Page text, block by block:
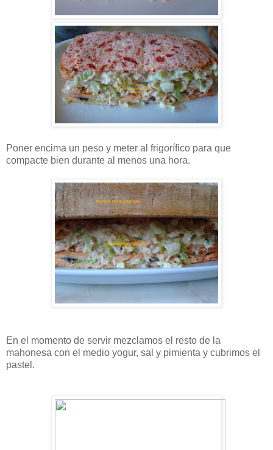
Poner encima un peso y meter al frigorífico para que
compacte bien durante al menos una hora.
En el momento de servir mezclamos el resto de la
mahonesa con el medio yogur, sal y pimienta y cubrimos el
pastel.